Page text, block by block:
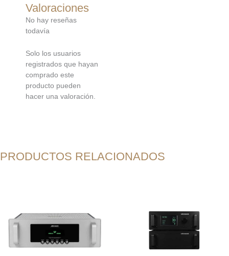
Valoraciones
No hay reseñas
todavía
Solo los usuarios
registrados que hayan
comprado este
producto pueden
hacer una valoración.
PRODUCTOS RELACIONADOS